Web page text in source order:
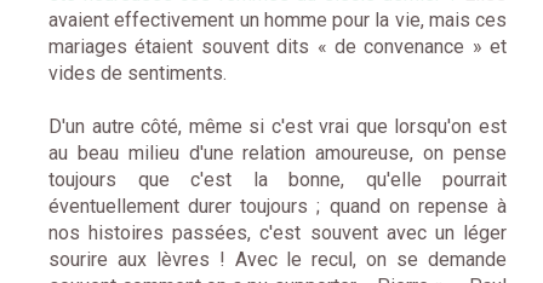
avaient effectivement un homme pour la vie, mais ces
mariages étaient souvent dits « de convenance » et
vides de sentiments.
D'un autre côté, même si c'est vrai que lorsqu'on est
au beau milieu d'une relation amoureuse, on pense
toujours que c'est la bonne, qu'elle pourrait
éventuellement durer toujours ; quand on repense à
nos histoires passées, c'est souvent avec un léger
sourire aux lèvres ! Avec le recul, on se demande